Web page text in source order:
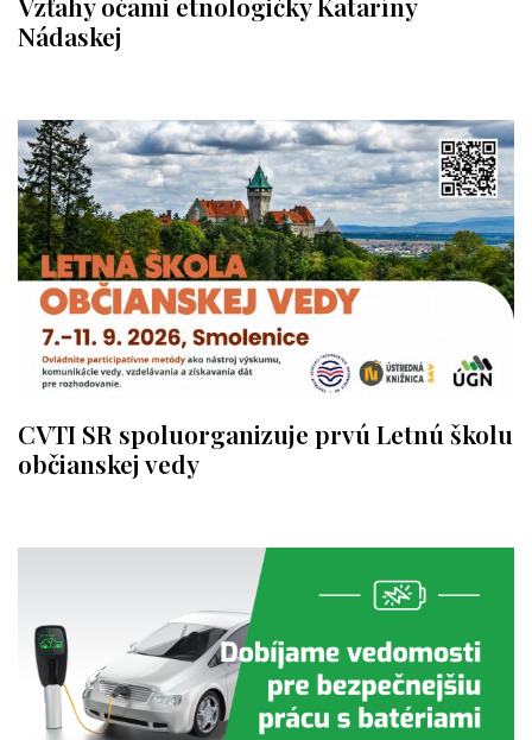
Nádaskej
CVTI SR spoluorganizuje prvú Letnú školu
občianskej vedy